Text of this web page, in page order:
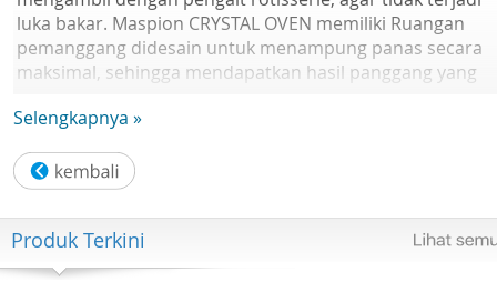
luka bakar. Maspion CRYSTAL OVEN memiliki Ruangan
pemanggang didesain untuk menampung panas secara
maksimal, sehingga mendapatkan hasil panggang yang
kaca, Anda cukup melihat dari luar kondisi makanan yang
membuat produk ini sangat tahan lama. Anda dapat
dengan bebas membawa panggangan ini tanpa takut
rentan patah atau rusak. Seluruh bodi dibuat dari
yang berkualitas sehingga durabilitas yang lebih baik)
Karan dan Anti Lengket Mudah dibersihkan
Selengkapnya »
Produk Terkini